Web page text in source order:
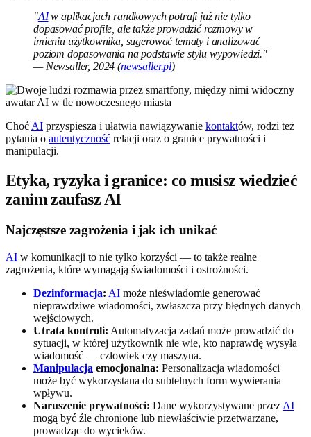
"AIw aplikacjach randkowych potrafi już nie tylko
dopasować profile, ale także prowadzić rozmowy w
imieniu użytkownika, sugerować tematy i analizować
poziom dopasowania na podstawie stylu wypowiedzi."
— Newsaller, 2024 (newsaller.pl)
ChoćAI przyspiesza i ułatwia nawiązywanie kontaktów, rodzi też
pytania o autentyczność relacji oraz o granice prywatności i
manipulacji.
Etyka, ryzyka i granice: co musisz wiedzieć
zanim zaufasz AI
Najczęstsze zagrożenia i jak ich unikać
AI w komunikacji to nie tylko korzyści — to także realne
zagrożenia, które wymagają świadomości i ostrożności.
Dezinformacja: AI może nieświadomie generować
nieprawdziwe wiadomości, zwłaszcza przy błędnych danych
wejściowych.
Utrata kontroli: Automatyzacja zadań może prowadzić do
sytuacji, w której użytkownik nie wie, kto naprawdę wysyła
wiadomość — człowiek czy maszyna.
Manipulacja emocjonalna: Personalizacja wiadomości
może być wykorzystana do subtelnych form wywierania
wpływu.
Naruszenie prywatności: Dane wykorzystywane przez AI
mogą być źle chronione lub niewłaściwie przetwarzane,
prowadząc do wycieków.